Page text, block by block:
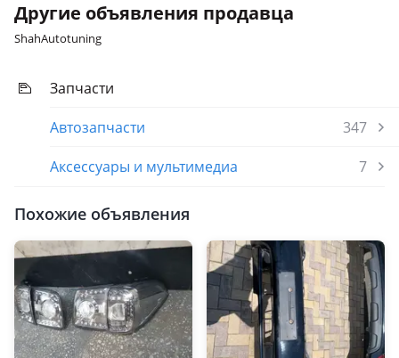
Другие объявления продавца
ShahAutotuning
Запчасти
Автозапчасти
347
Аксессуары и мультимедиа
7
Похожие объявления